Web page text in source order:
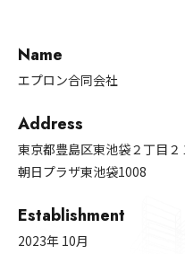
Name
エプロン合同会社
Address
東京都豊島区東池袋２丁目２
朝日プラザ東池袋1008
Establishment
2023年 10月